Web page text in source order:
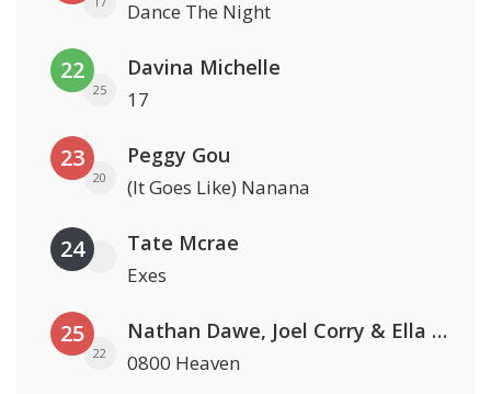
Dance The Night
22
25
Davina Michelle
17
23
20
Peggy Gou
(It Goes Like) Nanana
24 Tate Mcrae
Exes
25
22
Nathan Dawe, Joel Corry & Ella Henderson
0800 Heaven